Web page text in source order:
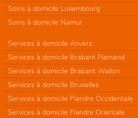
Soins à domicile Luxembourg
Soins à domicile Namur
Services à domicile Anvers
Services à domicile Brabant Flamand
Services à domicile Brabant Wallon
Services à domicile Bruxelles
Services à domicile Flandre Occidentale
Services à domicile Flandre Orientale